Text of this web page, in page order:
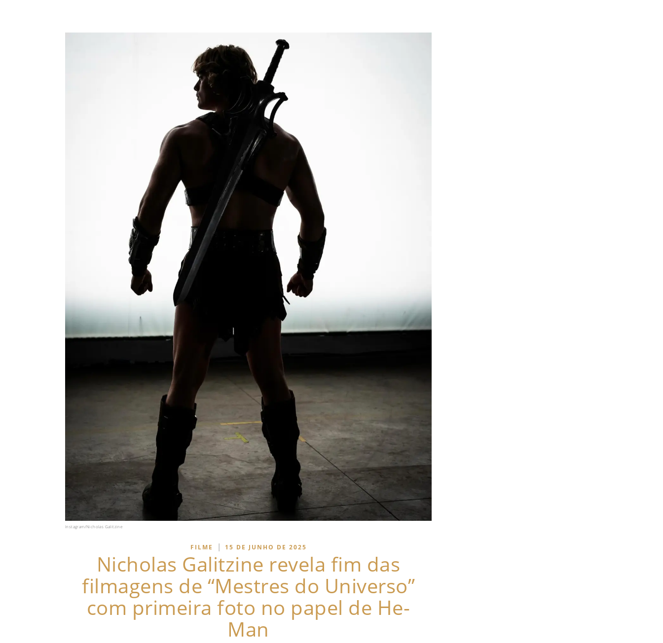
Instagram/Nicholas Galitzine
FILME | 15 DE JUNHO DE 2025
Nicholas Galitzine revela fim das
filmagens de “Mestres do Universo”
com primeira foto no papel de He-
Man